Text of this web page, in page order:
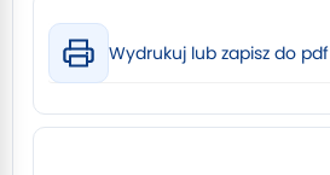
Wydrukuj lub zapisz do pdf